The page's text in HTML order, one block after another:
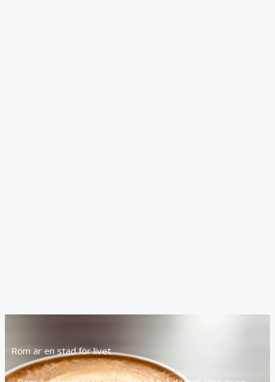
Rom är en stad för livet